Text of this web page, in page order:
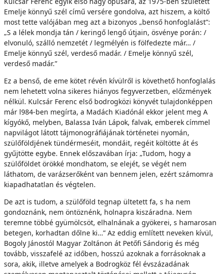
Emelje könnyű szél című versére gondolva, azt hiszem, a költő
most tette valójában meg azt a bizonyos „benső honfoglalást”:
„S a lélek mondja tán / keringő lengő útjain, ösvénye porán: /
elvonuló, szálló nemzetét / legmélyén is fölfedezte már… /
Emelje könnyű szél, verdeső madár. / Emelje könnyű szél,
verdeső madár.”
Ez a benső, de eme kötet révén kívülről is követhető honfoglalás
nem lehetett volna sikeres hiányos fegyverzetben, előzmények
nélkül. Kulcsár Ferenc első bodrogközi könyvét tulajdonképpen
már l984-ben megírta, a Madách Kiadónál ekkor jelent meg A
kígyókő, melyben, Balassa Iván Lápok, falvak, emberek címmel
napvilágot látott tájmonográfiájának történetei nyomán,
szülőföldjének tündérmeséit, mondáit, regéit költötte át és
gyűjtötte egybe. Ennek előszavában írja: „Tudom, hogy a
szülőföldet örökké mondhatom, se elejét, se végét nem
láthatom, de varázserőként van bennem jelen, ezért számomra
kiapadhatatlan és végtelen.
De azt is tudom, a szülőföld tegnap ültetett fa, s ha nem
gondoznánk, nem öntöznénk, holnapra kiszáradna. Nem
teremne többé gyümölcsöt, elhalnának a gyökerei, s hamarosan
betegen, korhadtan dőlne ki…” Az eddig említett neveken kívül,
Bogoly Jánostól Magyar Zoltánon át Petőfi Sándorig és még
tovább, visszafelé az időben, hosszú azoknak a forrásoknak a
sora, akik, illetve amelyek a Bodrogköz fél évszázadának